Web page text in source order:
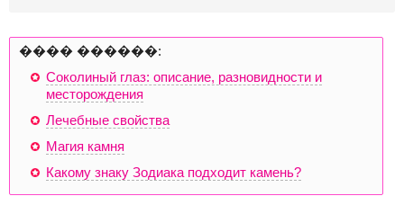
���� ������:
Соколиный глаз: описание, разновидности и
месторождения
Лечебные свойства
Магия камня
Какому знаку Зодиака подходит камень?